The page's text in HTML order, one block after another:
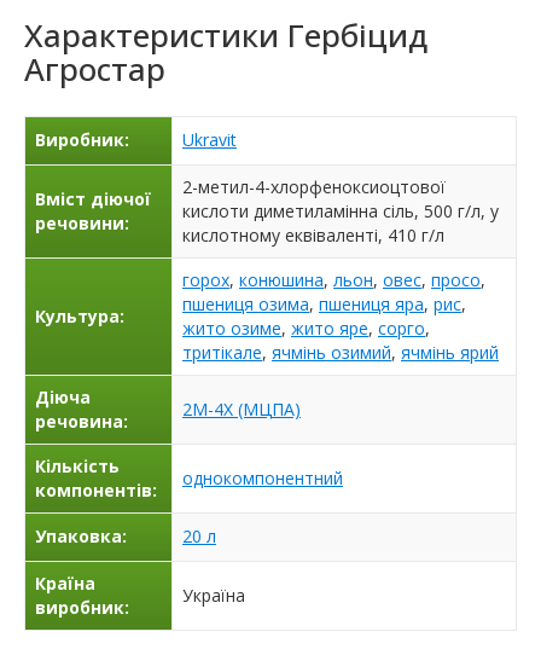
Характеристики Гербіцид
Агростар
Виробник: Ukravit
Вміст діючої
речовини:
2-метил-4-хлорфеноксиоцтової
кислоти диметиламінна сіль, 500 г/л, у
кислотному еквіваленті, 410 г/л
Культура:
горох, конюшина, льон, овес, просо,
пшениця озима, пшениця яра, рис,
жито озиме, жито яре, сорго,
тритікале, ячмінь озимий, ячмінь ярий
Діюча
речовина:
2М-4Х (МЦПА)
Кількість
компонентів:
однокомпонентний
Упаковка: 20 л
Країна
виробник:
Україна